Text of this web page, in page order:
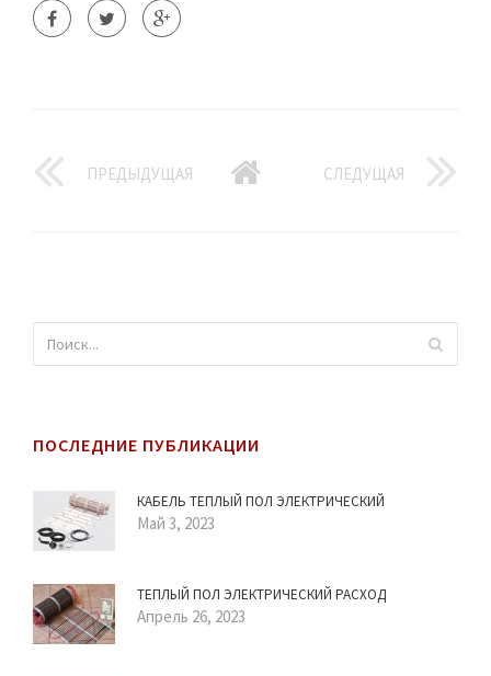
ПРЕДЫДУЩАЯ СЛЕДУЩАЯ
ПОСЛЕДНИЕ ПУБЛИКАЦИИ
КАБЕЛЬ ТЕПЛЫЙ ПОЛ ЭЛЕКТРИЧЕСКИЙ
Май 3, 2023
ТЕПЛЫЙ ПОЛ ЭЛЕКТРИЧЕСКИЙ РАСХОД
Апрель 26, 2023